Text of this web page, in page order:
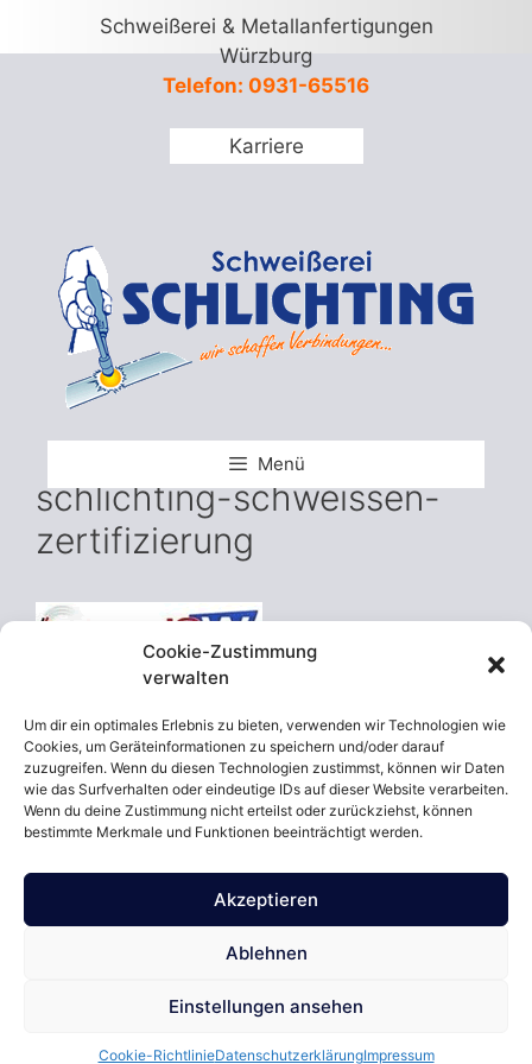
Cookie-Zustimmung
verwalten
Um dir ein optimales Erlebnis zu bieten, verwenden wir Technologien wie
Cookies, um Geräteinformationen zu speichern und/oder darauf
zuzugreifen. Wenn du diesen Technologien zustimmst, können wir Daten
wie das Surfverhalten oder eindeutige IDs auf dieser Website verarbeiten.
Wenn du deine Zustimmung nicht erteilst oder zurückziehst, können
bestimmte Merkmale und Funktionen beeinträchtigt werden.
Akzeptieren
Ablehnen
Einstellungen ansehen
Cookie-RichtlinieDatenschutzerklärungImpressum
Schweißerei & Metallanfertigungen
Würzburg
Telefon: 0931-65516
Karriere
Menü
schlichting-schweissen-
zertifizierung
Schreibe einen Kommentar
Du musstangemeldetsein, um einen
Kommentar abzugeben.
Unternehmen|
Schweißerei Schlichting © 2026